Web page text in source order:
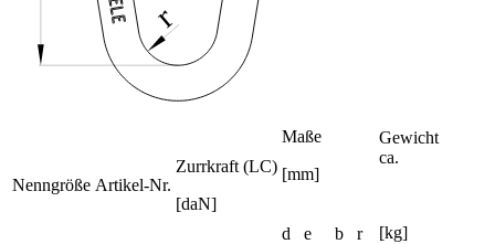
Nenngröße Artikel-Nr.
Zurrkraft (LC)
[daN]
Maße
[mm]
Gewicht
ca.
[kg]
d e b r